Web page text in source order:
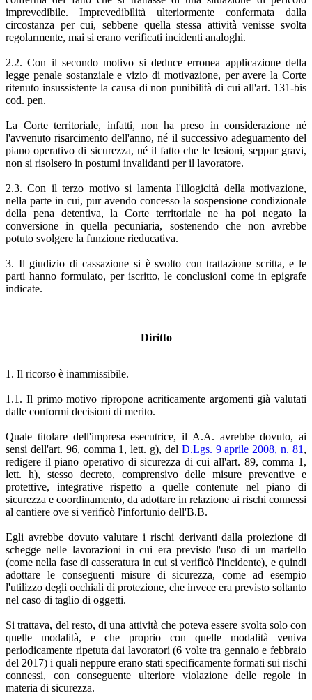
imprevedibile. Imprevedibilità ulteriormente confermata dalla
circostanza per cui, sebbene quella stessa attività venisse svolta
regolarmente, mai si erano verificati incidenti analoghi.
2.2. Con il secondo motivo si deduce erronea applicazione della
legge penale sostanziale e vizio di motivazione, per avere la Corte
ritenuto insussistente la causa di non punibilità di cui all'art. 131-bis
cod. pen.
La Corte territoriale, infatti, non ha preso in considerazione né
l'avvenuto risarcimento dell'anno, né il successivo adeguamento del
piano operativo di sicurezza, né il fatto che le lesioni, seppur gravi,
non si risolsero in postumi invalidanti per il lavoratore.
2.3. Con il terzo motivo si lamenta l'illogicità della motivazione,
nella parte in cui, pur avendo concesso la sospensione condizionale
della pena detentiva, la Corte territoriale ne ha poi negato la
conversione in quella pecuniaria, sostenendo che non avrebbe
potuto svolgere la funzione rieducativa.
3. Il giudizio di cassazione si è svolto con trattazione scritta, e le
parti hanno formulato, per iscritto, le conclusioni come in epigrafe
indicate.
Diritto
1. Il ricorso è inammissibile.
1.1. Il primo motivo ripropone acriticamente argomenti già valutati
dalle conformi decisioni di merito.
Quale titolare dell'impresa esecutrice, il A.A. avrebbe dovuto, ai
sensi dell'art. 96, comma 1, lett. g), del D.Lgs. 9 aprile 2008, n. 81 ,
redigere il piano operativo di sicurezza di cui all'art. 89, comma 1,
lett. h), stesso decreto, comprensivo delle misure preventive e
protettive, integrative rispetto a quelle contenute nel piano di
sicurezza e coordinamento, da adottare in relazione ai rischi connessi
al cantiere ove si verificò l'infortunio dell'B.B.
Egli avrebbe dovuto valutare i rischi derivanti dalla proiezione di
schegge nelle lavorazioni in cui era previsto l'uso di un martello
(come nella fase di casseratura in cui si verificò l'incidente), e quindi
adottare le conseguenti misure di sicurezza, come ad esempio
l'utilizzo degli occhiali di protezione, che invece era previsto soltanto
nel caso di taglio di oggetti.
Si trattava, del resto, di una attività che poteva essere svolta solo con
quelle modalità, e che proprio con quelle modalità veniva
periodicamente ripetuta dai lavoratori (6 volte tra gennaio e febbraio
del 2017) i quali neppure erano stati specificamente formati sui rischi
connessi, con conseguente ulteriore violazione delle regole in
materia di sicurezza.